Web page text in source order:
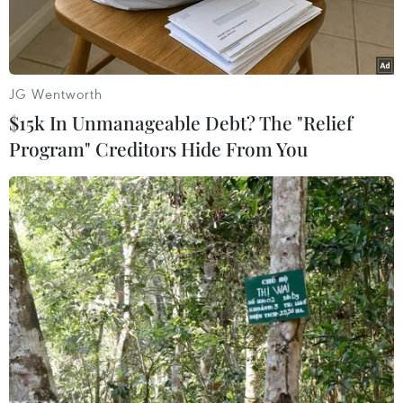
Các tòa nhà bị phá hủy sau cuộc tấn công bằng tên lửa của
Iran tại Tel Aviv, Israel, ngày 22/6. (Ảnh: THX/TTXVN)
Tập đoàn Điện lực Israel sáng 23/6 cho biết vụ
nổ tên lửa gần “cơ sở hạ tầng chiến lược” ở
miền Nam đã gây gián đoạn điện tạm thời và
JG Wentworth
$15k In Unmanageable Debt? The "Relief
Program" Creditors Hide From You